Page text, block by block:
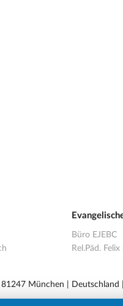
Büro EJEBC
Rel.Päd. Felix
München | Deutschland